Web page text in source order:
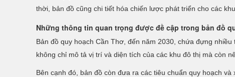
thời, bản đồ cũng chi tiết hóa chiến lược phát triển cho các
Những thông tin quan trọng được đề cập trong bản đồ
Bản đồ quy hoạch Cần Thơ, đến năm 2030, chứa đựng
không chỉ mô tả vị trí và diện tích của các khu đô thị mà còn
Bên cạnh đó, bản đồ còn đưa ra các tiêu chuẩn quy hoạch